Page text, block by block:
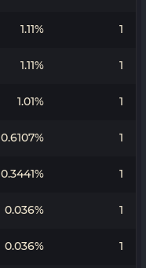
1.11% 1
1.11% 1
1.01% 1
0.6107% 1
0.3441% 1
0.036% 1
0.036% 1